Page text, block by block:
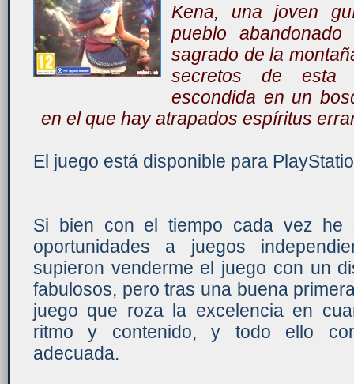
Kena, una joven
pueblo
sagrado de la
secretos de esta
escondida en un
en el que hay atrapados espíritus
El juego está disponible para
Si bien con el tiempo cada vez he
oportunidades a juegos
supieron venderme el juego con un
fabulosos, pero tras una buena
juego que roza la excelencia en
ritmo y contenido, y todo ello
adecuada.